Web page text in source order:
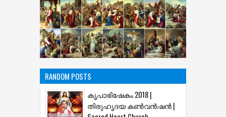
RANDOM POSTS
കൃപാഭിഷേകം 2018 |
തിരുഹൃദയ കണ്‍വന്‍ഷന്‍ |